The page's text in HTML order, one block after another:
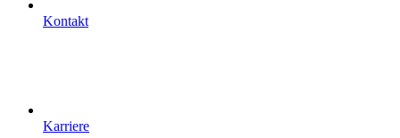
Kontakt
Karriere